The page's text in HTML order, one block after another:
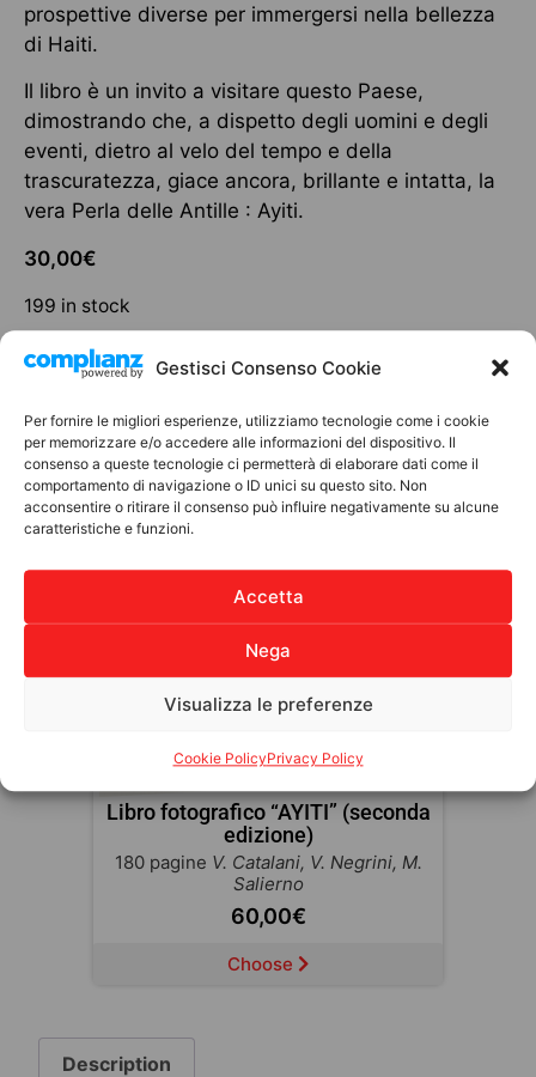
Gestisci Consenso Cookie
Per fornire le migliori esperienze, utilizziamo tecnologie come i cookie
per memorizzare e/o accedere alle informazioni del dispositivo. Il
consenso a queste tecnologie ci permetterà di elaborare dati come il
comportamento di navigazione o ID unici su questo sito. Non
acconsentire o ritirare il consenso può influire negativamente su alcune
caratteristiche e funzioni.
Accetta
Nega
Visualizza le preferenze
Cookie PolicyPrivacy Policy
prospettive diverse per immergersi nella bellezza
di Haiti.
Il libro è un invito a visitare questo Paese,
dimostrando che, a dispetto degli uomini e degli
eventi, dietro al velo del tempo e della
trascuratezza, giace ancora, brillante e intatta, la
vera Perla delle Antille : Ayiti.
30,00€
199 in stock
Add to cart
Description
Discover other products
Libro fotografico “AYITI” (seconda
edizione)
180 pagine V. Catalani, V. Negrini, M.
Salierno
60,00€
Choose